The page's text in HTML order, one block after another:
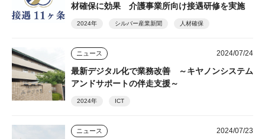
材確保に効果 介護事業所向け接遇研修を実施
2024年 シルバー産業新聞 人材確保
ニュース 2024/07/24
最新デジタル化で業務改善 ～キヤノンシステム
アンドサポートの伴走支援～
2024年 ICT
ニュース 2024/07/23